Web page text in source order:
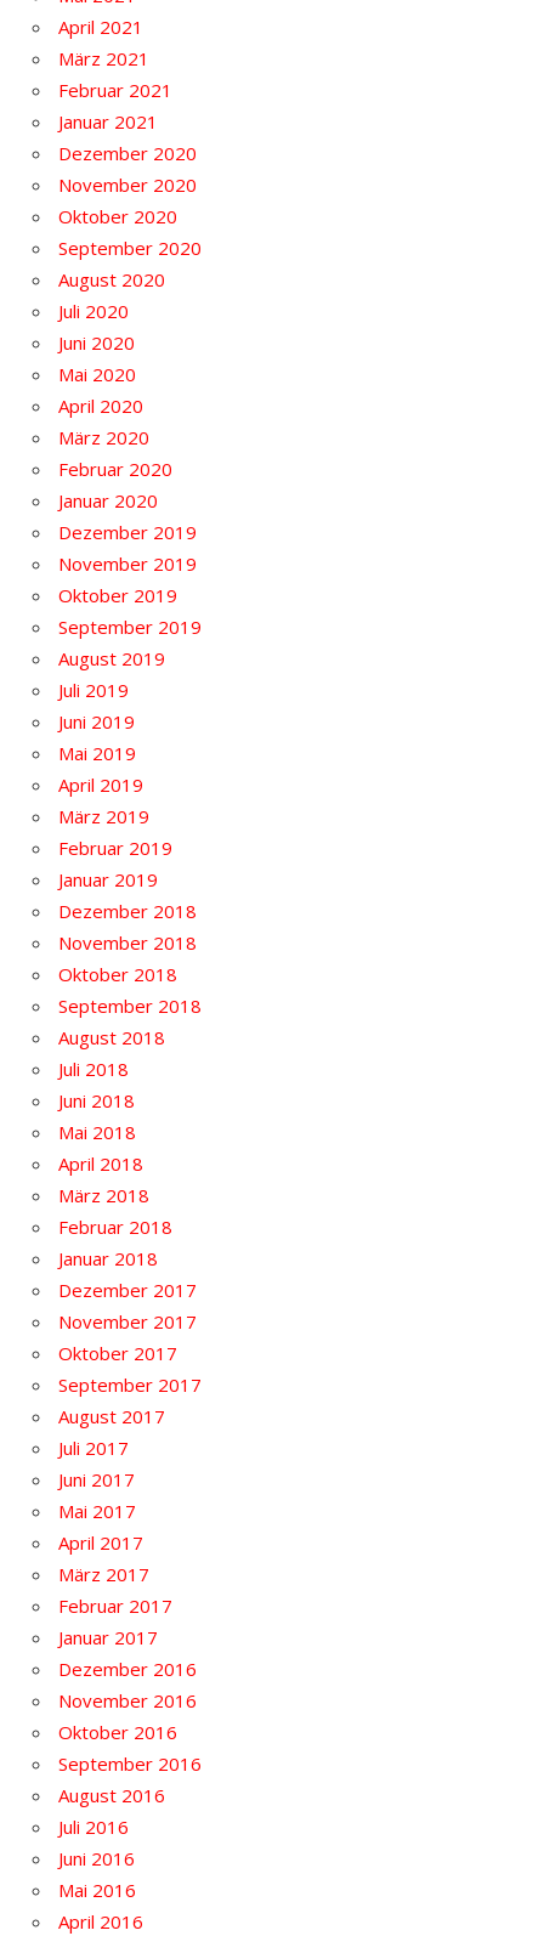
April 2021
März 2021
Februar 2021
Januar 2021
Dezember 2020
November 2020
Oktober 2020
September 2020
August 2020
Juli 2020
Juni 2020
Mai 2020
April 2020
März 2020
Februar 2020
Januar 2020
Dezember 2019
November 2019
Oktober 2019
September 2019
August 2019
Juli 2019
Juni 2019
Mai 2019
April 2019
März 2019
Februar 2019
Januar 2019
Dezember 2018
November 2018
Oktober 2018
September 2018
August 2018
Juli 2018
Juni 2018
Mai 2018
April 2018
März 2018
Februar 2018
Januar 2018
Dezember 2017
November 2017
Oktober 2017
September 2017
August 2017
Juli 2017
Juni 2017
Mai 2017
April 2017
März 2017
Februar 2017
Januar 2017
Dezember 2016
November 2016
Oktober 2016
September 2016
August 2016
Juli 2016
Juni 2016
Mai 2016
April 2016